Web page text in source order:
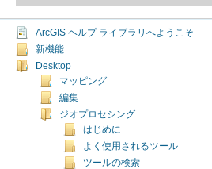
ArcGIS ヘルプ ライブラリへようこそ
新機能
Desktop
マッピング
編集
ジオプロセシング
はじめに
よく使用されるツール
ツールの検索